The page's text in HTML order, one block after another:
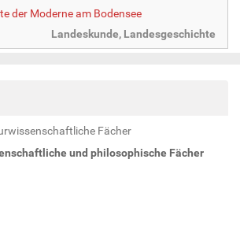
der Moderne am Bodensee
Landeskunde, Landesgeschichte
Fächer
und philosophische Fächer